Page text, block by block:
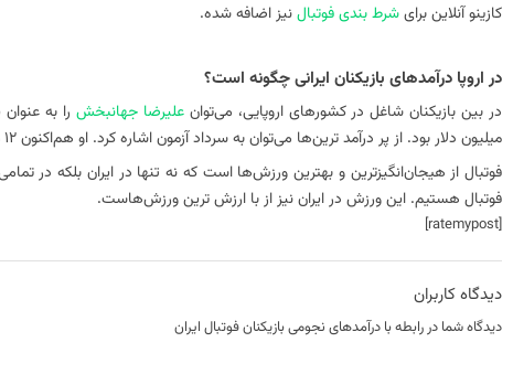
کازینو آنلاین برایشرط بندی فوتبالنیز اضافه شده.
در اروپا درآمد‌های بازیکنان ایرانی چگونه است؟
در بین بازیکنان شاغل در کشور‌های اروپایی، می‌توانعلیرضا جهانبخش
میلیون دلار بود. از پر درآمد ترین‌ها می‌توان به سرداد آزمون اشاره کرد. او هم‌اکنون ۱۲ میلیون دلار از تیم‌های روسیه هزینه دریافت می‌کند.
فوتبال از هیجان‌انگیزترین و بهترین ورزش‌ها است که نه تنها در ایران بلکه در
فوتبال هستیم. این ورزش در ایران نیز از با ارزش ترین ورزش‌هاست.
[ratemypost]
دیدگاه کاربران
دیدگاه شما در رابطه با درآمد‌‌های نجومی بازیکنان فوتبال ایران